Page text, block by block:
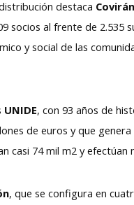
destaca
socios al frente de
y social de las
UNIDE, con 93 años de
de euros y que
casi 74 mil m2 y efectúan
, que se configura en